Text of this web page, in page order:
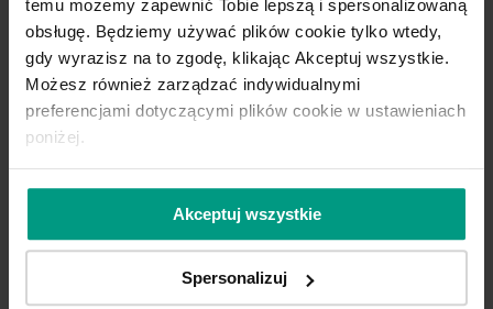
temu możemy zapewnić Tobie lepszą i spersonalizowaną
obsługę. Będziemy używać plików cookie tylko wtedy,
gdy wyrazisz na to zgodę, klikając Akceptuj wszystkie.
Możesz również zarządzać indywidualnymi
preferencjami dotyczącymi plików cookie w ustawieniach
poniżej.
Akceptuj wszystkie
Spersonalizuj
mu charakteru i unowocześniamy je.
Możemy zdecydować się na
monochromatyczną harmonię, malując
łazienkę na kolor odpowiadający barwie
płytek lub korespondujący z nimi (np.
biel łączona z szarością lub kawa z
mlekiem pasująca do beżowych i
użyte odcienie (np. połączenie szarości z